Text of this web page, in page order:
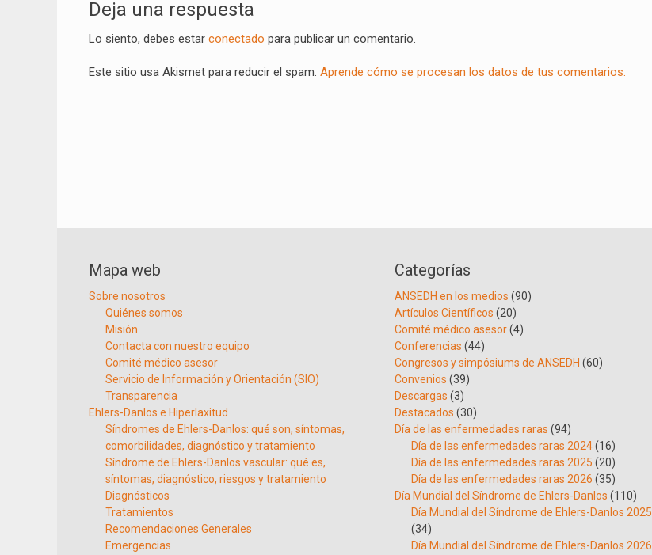
de
entradas
Deja una respuesta
Lo siento, debes estar conectado para publicar un comentario.
Este sitio usa Akismet para reducir el spam. Aprende cómo se procesan los datos de tus comentarios.
Mapa web
Sobre nosotros
Quiénes somos
Misión
Contacta con nuestro equipo
Comité médico asesor
Servicio de Información y Orientación (SIO)
Transparencia
Ehlers-Danlos e Hiperlaxitud
Síndromes de Ehlers-Danlos: qué son, síntomas,
comorbilidades, diagnóstico y tratamiento
Síndrome de Ehlers-Danlos vascular: qué es,
síntomas, diagnóstico, riesgos y tratamiento
Diagnósticos
Tratamientos
Recomendaciones Generales
Emergencias
Categorías
ANSEDH en los medios (90)
Artículos Científicos (20)
Comité médico asesor(4)
Conferencias (44)
Congresos y simpósiums de ANSEDH (60)
Convenios (39)
Descargas (3)
Destacados (30)
Día de las enfermedades raras (94)
Día de las enfermedades raras 2024(16)
Día de las enfermedades raras 2025 (20)
Día de las enfermedades raras 2026 (35)
Día Mundial del Síndrome de Ehlers-Danlos (110)
Día Mundial del Síndrome de Ehlers-Danlos 2025
(34)
Día Mundial del Síndrome de Ehlers-Danlos 2026